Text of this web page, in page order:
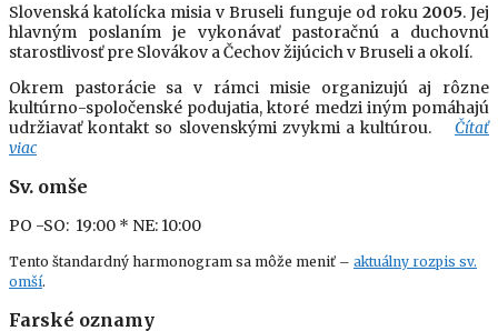
Slovenská katolícka misia v Bruseli funguje od roku 2005. Jej
hlavným poslaním je vykonávať pastoračnú a duchovnú
starostlivosť pre Slovákov a Čechov žijúcich v Bruseli a okolí.
Okrem pastorácie sa v rámci misie organizujú aj rôzne
kultúrno-spoločenské podujatia, ktoré medzi iným pomáhajú
udržiavať kontakt so slovenskými zvykmi a kultúrou. Čítať
viac
Sv. omše
PO -SO: 19:00 * NE: 10:00
Tento štandardný harmonogram sa môže meniť – aktuálny rozpis sv.
omší.
Farské oznamy